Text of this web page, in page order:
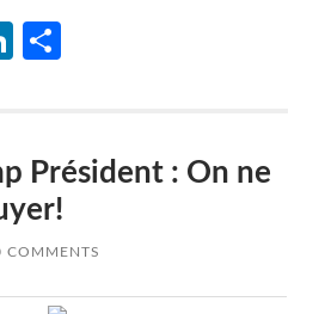
LinkedIn
Président : On ne
COMMENTS